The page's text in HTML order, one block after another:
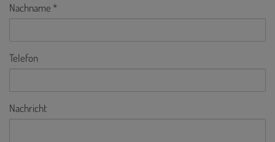
Nachname
Telefon
Nachricht